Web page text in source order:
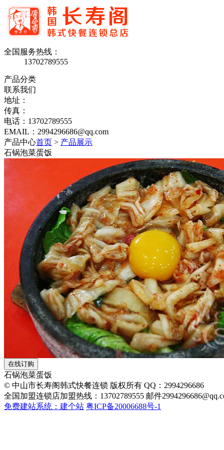
全国服务热线：
13702789555
产品分类
联系我们
地址：
传真：
电话：13702789555
EMAIL：2994296686@qq.com
产品中心首页 > 产品展示
石锅泡菜蛋饭
石锅泡菜蛋饭
© 中山市长寿阁韩式快餐连锁 版权所有 QQ：2994296686
全国加盟连锁店加盟热线：13702789555 邮件
免费建站系统：建个站 粤ICP备20006688号-1